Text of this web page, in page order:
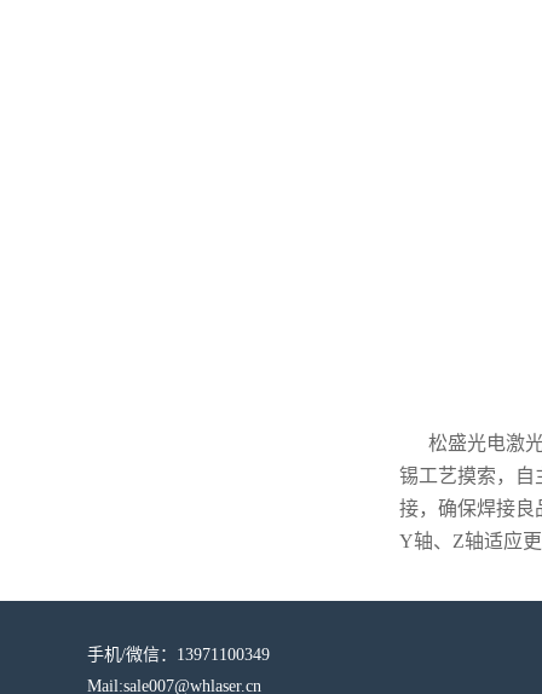
松盛光电激
锡工艺摸索，自
接，确保焊接良
Y轴、Z轴适应
手机/微信：13971100349
Mail:sale007@whlaser.cn